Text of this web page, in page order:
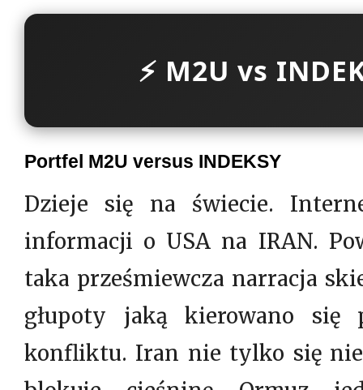
⚡ M2U vs
Portfel M2U versus INDEKSY
Dzieje się na świecie.
informacji o USA na IRAN.
taka prześmiewcza narracja
głupoty jaką kierowano się
konfliktu. Iran nie tylko się nie